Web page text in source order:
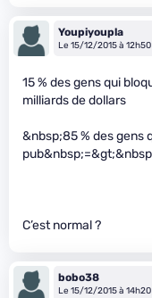
Youpiyoupla
Le 15/12/2015 à 12h50
15 % des gens qui
milliards de dollars
&nbsp;85 % des gens
C’est normal ?
bobo38
Le 15/12/2015 à 14h20